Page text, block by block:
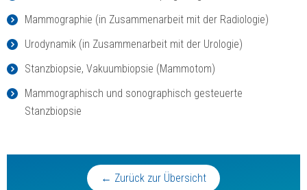
← Zurück zur Übersicht
Mammographie (in Zusammenarbeit mit der Radiologie)
Urodynamik (in Zusammenarbeit mit der Urologie)
Stanzbiopsie, Vakuumbiopsie (Mammotom)
Mammographisch und sonographisch gesteuerte
Stanzbiopsie